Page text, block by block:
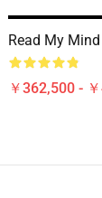
Read My
￥362,500 -